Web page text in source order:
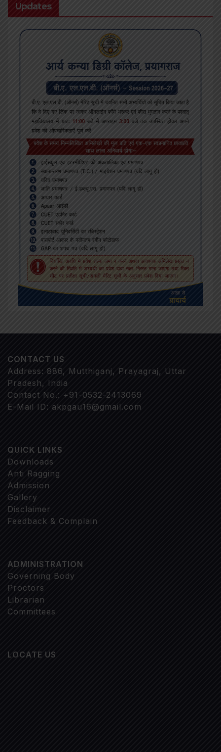
Updates
CONTACT US
Address: 886, Mutthiganj, Prayagraj, Uttar
Pradesh, India
Contact No.: +91-0532-2413069
E-Mail ID: akpgau16@gmail.com
QUICK LINKS
Downloads
Anti Ragging
Admission
Gallery
Disclaimer
Feedback & Complain
ADMINISTRATION
Governing Body
Proctors
Librarian
Committees
LOCATE US